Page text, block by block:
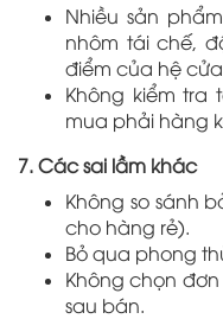
Nhiều sản
nhôm tái chế,
điểm của hệ
Không kiểm
mua phải hàng
7. Các sai lầm khác
Không so sánh
cho hàng rẻ).
Bỏ qua phong
Không chọn
sau bán.